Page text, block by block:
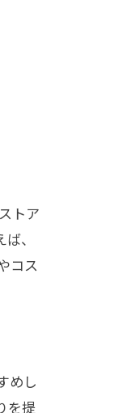
トア
、
コス
めし
を提